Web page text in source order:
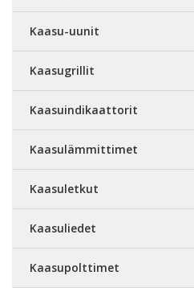
Kaasu-uunit
Kaasugrillit
Kaasuindikaattorit
Kaasulämmittimet
Kaasuletkut
Kaasuliedet
Kaasupolttimet